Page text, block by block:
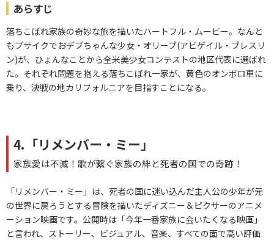
あらすじ
落ちこぼれ家族の奇妙な旅を描いたハートフル・ムービー。なんと
もブサイクでおデブちゃんな少女・オリーブ(アビゲイル・ブレスリ
ン)が、ひょんなことから全米美少女コンテストの地区代表に選ばれ
た。それぞれ問題を抱える落ちこぼれ一家が、黄色のオンボロ車に
乗り、決戦の地カリフォルニアを目指すことになる。
4.「リメンバー・ミー」
家族愛は不滅！歌が繋ぐ家族の絆と死者の国での奇跡！
「リメンバー・ミー」は、死者の国に迷い込んだ主人公の少年が元
の世界に戻ろうとする冒険を描いたディズニー＆ピクサーのアニメ
ーション映画です。公開時は「今年一番家族に会いたくなる映画」
と言われ、ストーリー、ビジュアル、音楽、すべての面で高い評価